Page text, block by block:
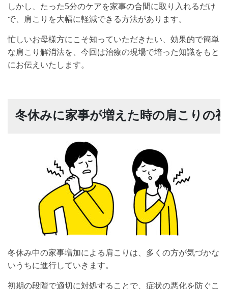
しかし、たった5分のケアを家事の合間に取り入れるだけ
で、肩こりを大幅に軽減できる方法があります。
忙しいお母様方にこそ知っていただきたい、効果的で簡単
な肩こり解消法を、今回は治療の現場で培った知識をもと
にお伝えいたします。
冬休みに家事が増えた時の肩こりの
冬休み中の家事増加による肩こりは、多くの方が気づかな
いうちに進行していきます。
初期の段階で適切に対処することで、症状の悪化を防ぐこ